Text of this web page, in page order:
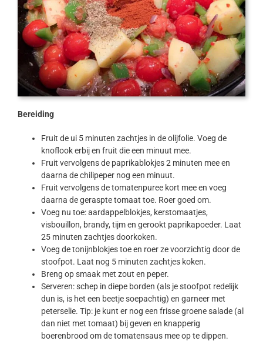
Bereiding
Fruit de ui 5 minuten zachtjes in de olijfolie. Voeg de
knoflook erbij en fruit die een minuut mee.
Fruit vervolgens de paprikablokjes 2 minuten mee en
daarna de chilipeper nog een minuut.
Fruit vervolgens de tomatenpuree kort mee en voeg
daarna de geraspte tomaat toe. Roer goed om.
Voeg nu toe: aardappelblokjes, kerstomaatjes,
visbouillon, brandy, tijm en gerookt paprikapoeder. Laat
25 minuten zachtjes doorkoken.
Voeg de tonijnblokjes toe en roer ze voorzichtig door de
stoofpot. Laat nog 5 minuten zachtjes koken.
Breng op smaak met zout en peper.
Serveren: schep in diepe borden (als je stoofpot redelijk
dun is, is het een beetje soepachtig) en garneer met
peterselie. Tip: je kunt er nog een frisse groene salade (al
dan niet met tomaat) bij geven en knapperig
boerenbrood om de tomatensaus mee op te dippen.